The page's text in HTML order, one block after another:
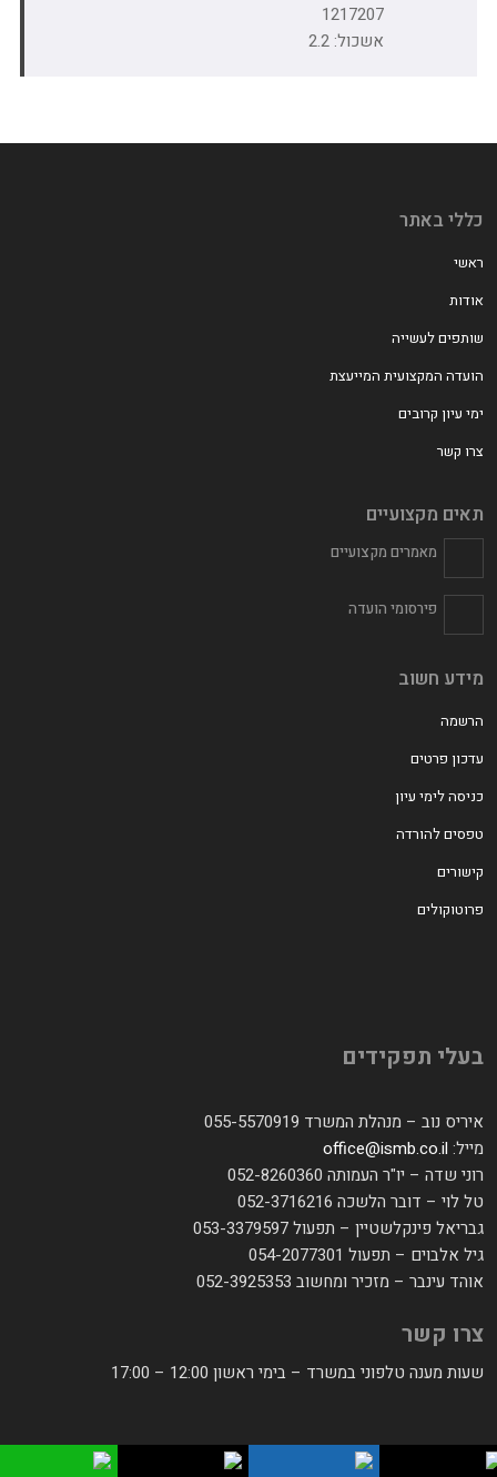
אשכול: 2.2
כללי באתר
ראשי
אודות
שותפים לעשייה
הועדה המקצועית המייעצת
ימי עיון קרובים
צרו קשר
תאים מקצועיים
מאמרים מקצועיים
פירסומי הועדה
מידע חשוב
הרשמה
עדכון פרטים
כניסה לימי עיון
טפסים להורדה
קישורים
פרוטוקולים
בעלי תפקידים
איריס נוב – מנהלת המשרד 055-5570919
מייל: office@ismb.co.il
רוני שדה – יו"ר העמותה 052-8260360
טל לוי – דובר הלשכה 052-3716216
גבריאל פינקלשטיין – תפעול 053-3379597
גיל אלבוים – תפעול 054-2077301
אוהד עינבר – מזכיר ומחשוב 052-3925353
צרו קשר
שעות מענה טלפוני במשרד – בימי ראשון 12:00 – 17:00